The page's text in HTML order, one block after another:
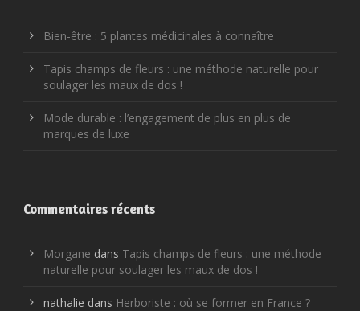
Bien-être : 5 plantes médicinales à connaître
Tapis champs de fleurs : une méthode naturelle pour
soulager les maux de dos !
Mode durable : l’engagement de plus en plus de
marques de luxe
Commentaires récents
Morgane dans Tapis champs de fleurs : une méthode
naturelle pour soulager les maux de dos !
nathalie dans Herboriste : où se former en France ?